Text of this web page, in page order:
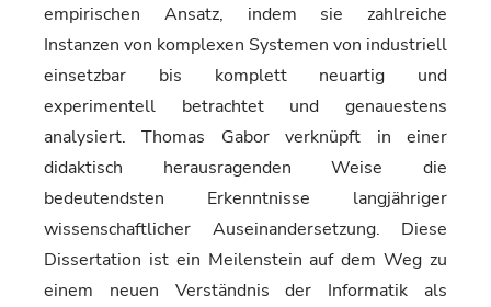
empirischen Ansatz, indem sie zahlreiche
Instanzen von komplexen Systemen von industriell
einsetzbar bis komplett neuartig und
experimentell betrachtet und genauestens
analysiert. Thomas Gabor verknüpft in einer
didaktisch herausragenden Weise die
bedeutendsten Erkenntnisse langjähriger
wissenschaftlicher Auseinandersetzung. Diese
Dissertation ist ein Meilenstein auf dem Weg zu
einem neuen Verständnis der Informatik als